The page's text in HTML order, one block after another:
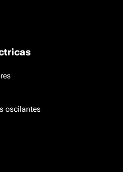
oscilantes